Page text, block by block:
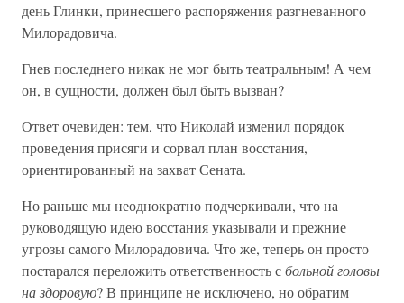
день Глинки, принесшего распоряжения разгневанного
Милорадовича.
Гнев последнего никак не мог быть театральным! А чем
он, в сущности, должен был быть вызван?
Ответ очевиден: тем, что Николай изменил порядок
проведения присяги и сорвал план восстания,
ориентированный на захват Сената.
Но раньше мы неоднократно подчеркивали, что на
руководящую идею восстания указывали и прежние
угрозы самого Милорадовича. Что же, теперь он просто
постарался переложить ответственность сбольной головы
на здоровую? В принципе не исключено, но обратим